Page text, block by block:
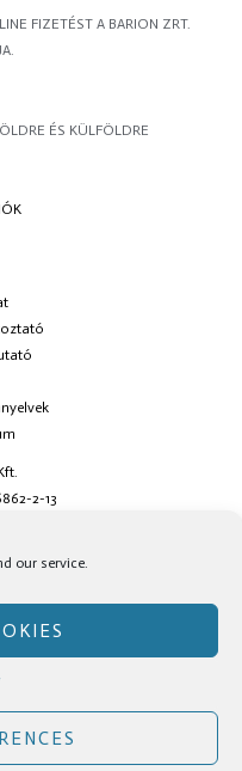
our service.
FIZETÉST A BARION ZRT.
ÉS KÜLFÖLDRE
2-13
Mezek.hu